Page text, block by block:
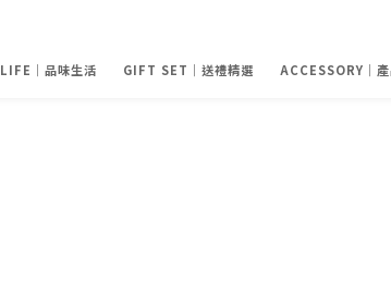
LIFE｜品味生活 GIFT SET｜送禮精選 ACCESSORY｜